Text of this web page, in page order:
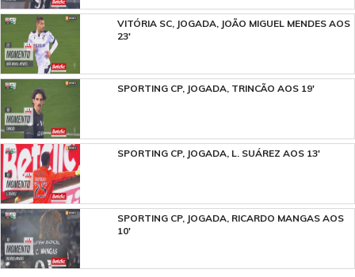
VITÓRIA SC, JOGADA, JOÃO MIGUEL MENDES AOS
23'
SPORTING CP, JOGADA, TRINCÃO AOS 19'
SPORTING CP, JOGADA, L. SUÁREZ AOS 13'
SPORTING CP, JOGADA, RICARDO MANGAS AOS
10'